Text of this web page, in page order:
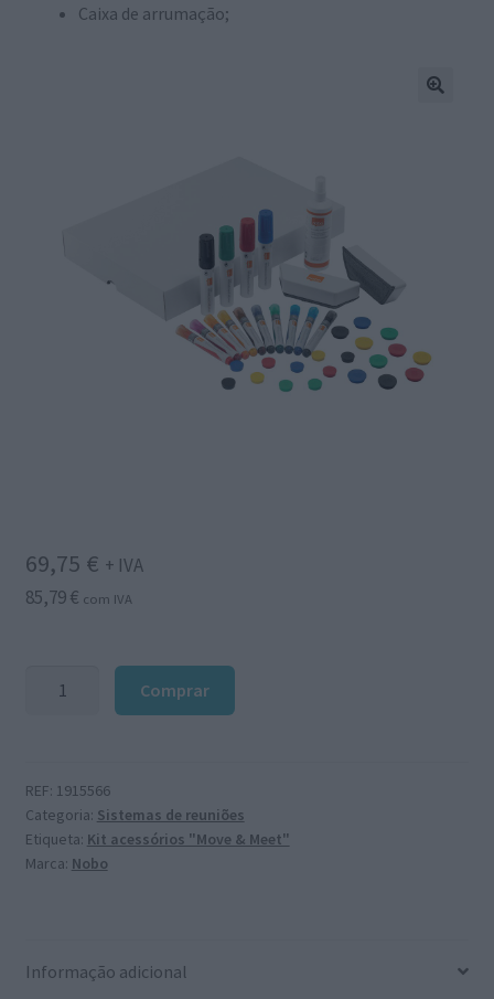
Caixa de arrumação;
69,75 € + IVA
85,79€ com IVA
acessórios
simples
para
sistema
Comprar
REF: 1915566
Categoria: Sistemas de reuniões
Etiqueta: Kit acessórios "Move & Meet"
Marca: Nobo
Informação adicional